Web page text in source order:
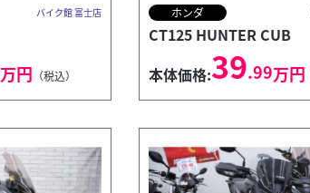
バイク館 富士店
万円 （税込）
ホンダ
CT125 HUNTER CUB
本体価格:39.99万円